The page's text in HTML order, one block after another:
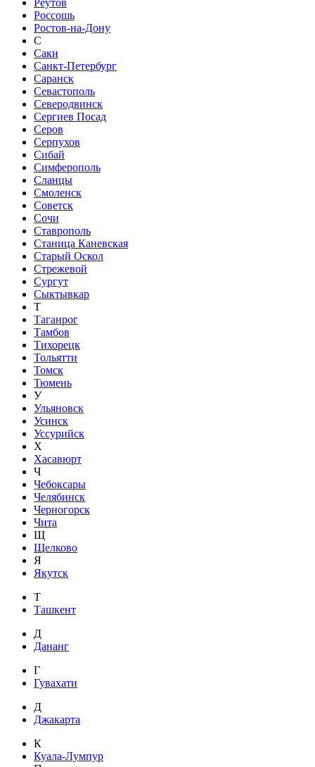
Россошь
Ростов-на-Дону
С
Саки
Санкт-Петербург
Саранск
Севастополь
Северодвинск
Сергиев Посад
Серов
Серпухов
Сибай
Симферополь
Сланцы
Смоленск
Советск
Сочи
Ставрополь
Станица Каневская
Старый Оскол
Стрежевой
Сургут
Сыктывкар
Т
Таганрог
Тамбов
Тихорецк
Тольятти
Томск
Тюмень
У
Ульяновск
Усинск
Уссурийск
Х
Хасавюрт
Ч
Чебоксары
Челябинск
Черногорск
Чита
Щ
Щелково
Я
Якутск
Т
Ташкент
Д
Дананг
Г
Гувахати
Д
Джакарта
К
Куала-Лумпур